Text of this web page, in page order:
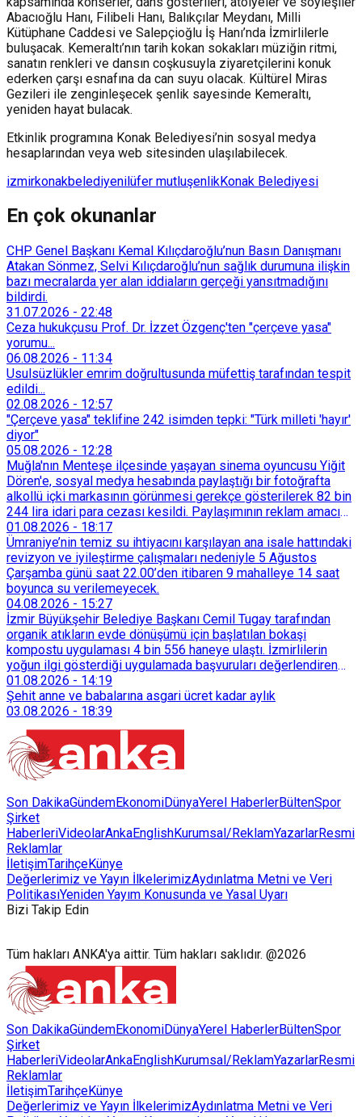
Abacıoğlu Hanı, Filibeli Hanı, Balıkçılar Meydanı, Milli
Kütüphane Caddesi ve Salepçioğlu İş Hanı’nda İzmirlilerle
buluşacak. Kemeraltı’nın tarih kokan sokakları müziğin ritmi,
sanatın renkleri ve dansın coşkusuyla ziyaretçilerini konuk
ederken çarşı esnafına da can suyu olacak. Kültürel Miras
Gezileri ile zenginleşecek şenlik sayesinde Kemeraltı,
yeniden hayat bulacak.
Etkinlik programına Konak Belediyesi’nin sosyal medya
hesaplarından veya web sitesinden ulaşılabilecek.
izmirkonakbelediyenilüfer mutluşenlikKonak Belediyesi
En çok okunanlar
CHP Genel Başkanı Kemal Kılıçdaroğlu’nun Basın Danışmanı
Atakan Sönmez, Selvi Kılıçdaroğlu’nun sağlık durumuna ilişkin
bazı mecralarda yer alan iddiaların gerçeği yansıtmadığını
bildirdi.
31.07.2026 - 22:48
Ceza hukukçusu Prof. Dr. İzzet Özgenç'ten "çerçeve yasa"
yorumu...
06.08.2026 - 11:34
Usulsüzlükler emrim doğrultusunda müfettiş tarafından tespit
edildi...
02.08.2026 - 12:57
"Çerçeve yasa" teklifine 242 isimden tepki: "Türk milleti 'hayır'
diyor"
05.08.2026 - 12:28
Muğla'nın Menteşe ilçesinde yaşayan sinema oyuncusu Yiğit
Dören'e, sosyal medya hesabında paylaştığı bir fotoğrafta
alkollü içki markasının görünmesi gerekçe gösterilerek 82 bin
244 lira idari para cezası kesildi. Paylaşımının reklam amacı
taşımadığını savunan Dören, cezanın iptali için yargıya
başvurdu.
01.08.2026 - 18:17
Ümraniye’nin temiz su ihtiyacını karşılayan ana isale hattındaki
revizyon ve iyileştirme çalışmaları nedeniyle 5 Ağustos
Çarşamba günü saat 22.00’den itibaren 9 mahalleye 14 saat
boyunca su verilemeyecek.
04.08.2026 - 15:27
İzmir Büyükşehir Belediye Başkanı Cemil Tugay tarafından
organik atıkların evde dönüşümü için başlatılan bokaşi
kompostu uygulaması 4 bin 556 haneye ulaştı. İzmirlilerin
yoğun ilgi gösterdiği uygulamada başvuruları değerlendiren
Tarımsal Hizmetler Dairesi Başkanlığı, farklı ilçelerde toplam
128 bokaşi kompost eğitimi düzenleyerek İzmirlileri
sürdürülebilir atık yönetimi sistemine dahil etti.
01.08.2026 - 14:19
Şehit anne ve babalarına asgari ücret kadar aylık
03.08.2026 - 18:39
Son DakikaGündemEkonomiDünyaYerel HaberlerBültenSpor
Şirket
HaberleriVideolarAnkaEnglishKurumsal/ReklamYazarlarResmi
Reklamlar
İletişimTarihçeKünye
Değerlerimiz ve Yayın İlkelerimizAydınlatma Metni ve Veri
PolitikasıYeniden Yayım Konusunda ve Yasal Uyarı
Bizi Takip Edin
Tüm hakları ANKA'ya aittir. Tüm hakları saklıdır. @2026
Son DakikaGündemEkonomiDünyaYerel HaberlerBültenSpor
Şirket
HaberleriVideolarAnkaEnglishKurumsal/ReklamYazarlarResmi
Reklamlar
İletişimTarihçeKünye
Değerlerimiz ve Yayın İlkelerimizAydınlatma Metni ve Veri